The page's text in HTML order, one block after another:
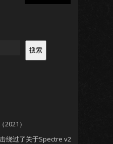
搜索
）
绕过了关于Spectre v2